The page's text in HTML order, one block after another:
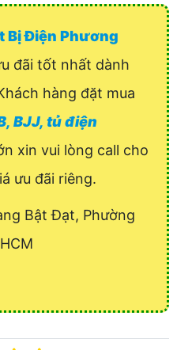
Bị Điện Phương
đãi tốt nhất dành
hàng đặt mua
BJJ, tủ điện
xin vui lòng call cho
ưu đãi riêng.
Bật Đạt, Phường